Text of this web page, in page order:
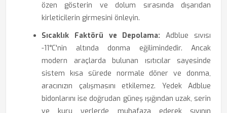
özen gösterin ve dolum sırasında dışarıdan
kirleticilerin girmesini önleyin.
Sıcaklık Faktörü ve Depolama: Adblue sıvısı
-11°C'nin altında donma eğilimindedir. Ancak
modern araçlarda bulunan ısıtıcılar sayesinde
sistem kısa sürede normale döner ve donma,
aracınızın çalışmasını etkilemez. Yedek Adblue
bidonlarını ise doğrudan güneş ışığından uzak, serin